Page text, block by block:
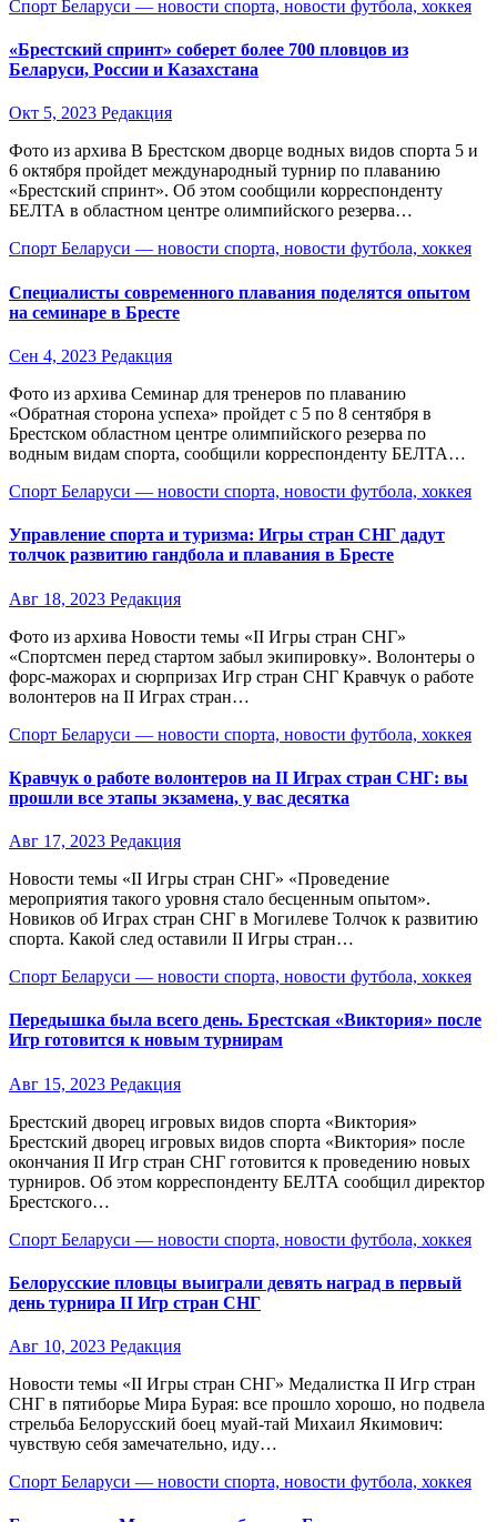
Спорт Беларуси — новости спорта, новости футбола, хоккея
«Брестский спринт» соберет более 700 пловцов из
Беларуси, России и Казахстана
Окт 5, 2023 Редакция
Фото из архива В Брестском дворце водных видов спорта 5 и
6 октября пройдет международный турнир по плаванию
«Брестский спринт». Об этом сообщили корреспонденту
БЕЛТА в областном центре олимпийского резерва…
Спорт Беларуси — новости спорта, новости футбола, хоккея
Специалисты современного плавания поделятся опытом
на семинаре в Бресте
Сен 4, 2023 Редакция
Фото из архива Семинар для тренеров по плаванию
«Обратная сторона успеха» пройдет с 5 по 8 сентября в
Брестском областном центре олимпийского резерва по
водным видам спорта, сообщили корреспонденту БЕЛТА…
Спорт Беларуси — новости спорта, новости футбола, хоккея
Управление спорта и туризма: Игры стран СНГ дадут
толчок развитию гандбола и плавания в Бресте
Авг 18, 2023 Редакция
Фото из архива Новости темы «II Игры стран СНГ»
«Спортсмен перед стартом забыл экипировку». Волонтеры о
форс-мажорах и сюрпризах Игр стран СНГ Кравчук о работе
волонтеров на II Играх стран…
Спорт Беларуси — новости спорта, новости футбола, хоккея
Кравчук о работе волонтеров на II Играх стран СНГ: вы
прошли все этапы экзамена, у вас десятка
Авг 17, 2023 Редакция
Новости темы «II Игры стран СНГ» «Проведение
мероприятия такого уровня стало бесценным опытом».
Новиков об Играх стран СНГ в Могилеве Толчок к развитию
спорта. Какой след оставили II Игры стран…
Спорт Беларуси — новости спорта, новости футбола, хоккея
Передышка была всего день. Брестская «Виктория» после
Игр готовится к новым турнирам
Авг 15, 2023 Редакция
Брестский дворец игровых видов спорта «Виктория»
Брестский дворец игровых видов спорта «Виктория» после
окончания II Игр стран СНГ готовится к проведению новых
турниров. Об этом корреспонденту БЕЛТА сообщил директор
Брестского…
Спорт Беларуси — новости спорта, новости футбола, хоккея
Белорусские пловцы выиграли девять наград в первый
день турнира II Игр стран СНГ
Авг 10, 2023 Редакция
Новости темы «II Игры стран СНГ» Медалистка II Игр стран
СНГ в пятиборье Мира Бурая: все прошло хорошо, но подвела
стрельба Белорусский боец муай-тай Михаил Якимович:
чувствую себя замечательно, иду…
Спорт Беларуси — новости спорта, новости футбола, хоккея